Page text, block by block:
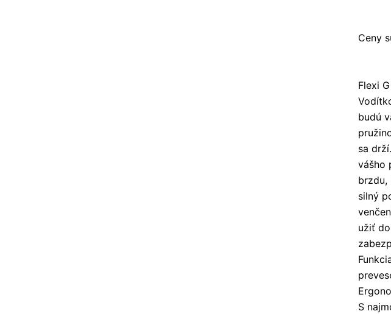
Ceny
Flexi
budú
sa
vášho
brzdu,
silný
užiť
S